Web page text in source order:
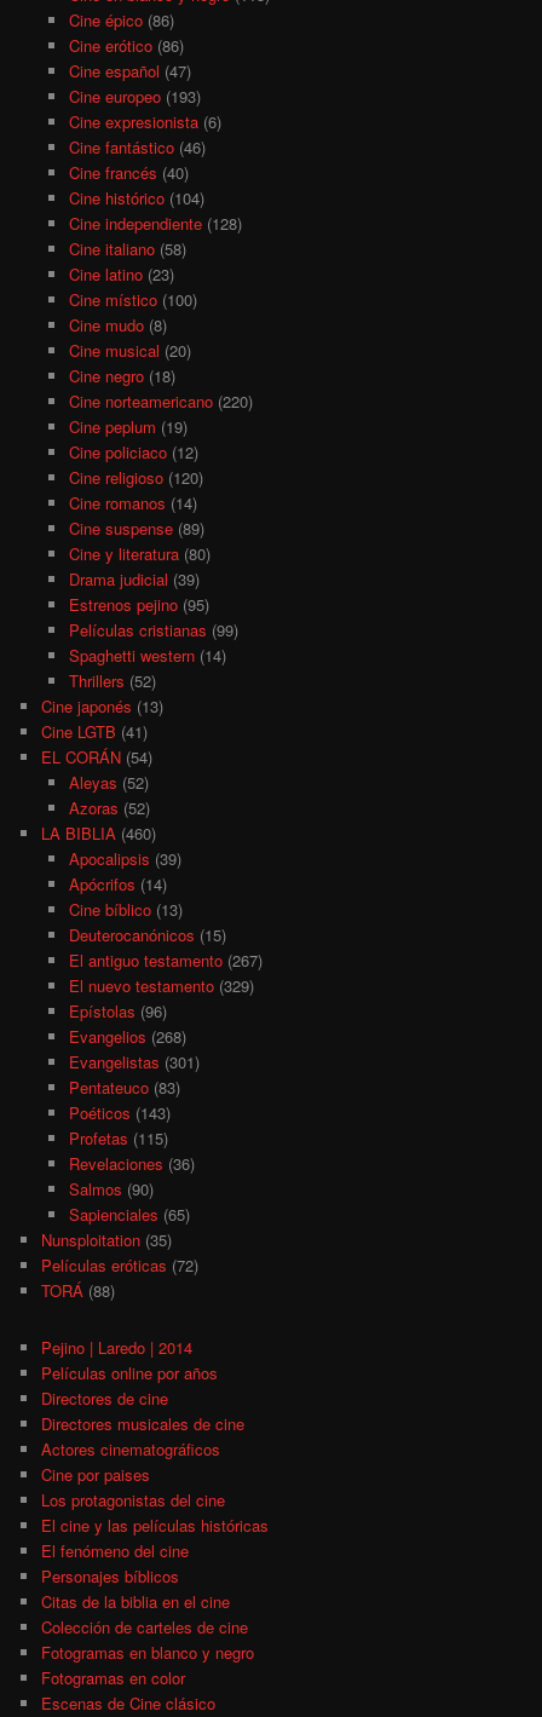
Cine épico(86)
Cine erótico(86)
Cine español (47)
Cine europeo(193)
Cine expresionista(6)
Cine fantástico(46)
Cine francés (40)
Cine histórico(104)
Cine independiente(128)
Cine italiano(58)
Cine latino(23)
Cine místico(100)
Cine mudo(8)
Cine musical (20)
Cine negro(18)
Cine norteamericano(220)
Cine peplum (19)
Cine policiaco(12)
Cine religioso(120)
Cine romanos (14)
Cine suspense(89)
Cine y literatura(80)
Drama judicial (39)
Estrenos pejino(95)
Películas cristianas (99)
Spaghetti western(14)
Thrillers (52)
Cine japonés (13)
Cine LGTB (41)
EL CORÁN (54)
Aleyas (52)
Azoras (52)
LA BIBLIA (460)
Apocalipsis (39)
Apócrifos (14)
Cine bíblico(13)
Deuterocanónicos (15)
El antiguo testamento(267)
El nuevo testamento(329)
Epístolas (96)
Evangelios (268)
Evangelistas (301)
Pentateuco(83)
Poéticos (143)
Profetas (115)
Revelaciones (36)
Salmos (90)
Sapienciales (65)
Nunsploitation (35)
Películas eróticas (72)
TORÁ (88)
Pejino | Laredo | 2014
Películas online por años
Directores de cine
Directores musicales de cine
Actores cinematográficos
Cine por paises
Los protagonistas del cine
El cine y las películas históricas
El fenómeno del cine
Personajes bíblicos
Citas de la biblia en el cine
Colección de carteles de cine
Fotogramas en blanco y negro
Fotogramas en color
Escenas de Cine clásico